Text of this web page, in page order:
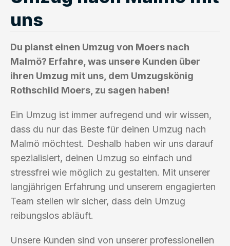
uns
Du planst einen Umzug von Moers nach
Malmö? Erfahre, was unsere Kunden über
ihren Umzug mit uns, dem Umzugskönig
Rothschild Moers, zu sagen haben!
Ein Umzug ist immer aufregend und wir wissen,
dass du nur das Beste für deinen Umzug nach
Malmö möchtest. Deshalb haben wir uns darauf
spezialisiert, deinen Umzug so einfach und
stressfrei wie möglich zu gestalten. Mit unserer
langjährigen Erfahrung und unserem engagierten
Team stellen wir sicher, dass dein Umzug
reibungslos abläuft.
Unsere Kunden sind von unserer professionellen